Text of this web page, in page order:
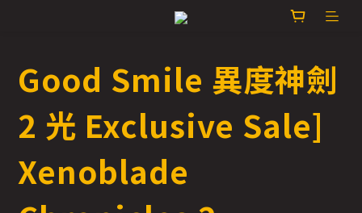
Good Smile 異度神劍
2 光 Exclusive Sale]
Xenoblade